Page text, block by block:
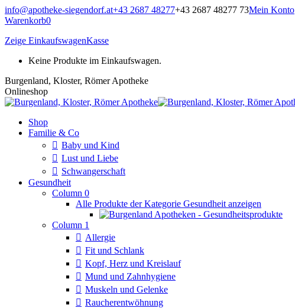
Zum
Inhalt
info@apotheke-siegendorf.at+43 2687 48277+43 2687 48277 73Mein Konto
Warenkorb0
Zeige EinkaufswagenKasse
Keine Produkte im Einkaufswagen.
Burgenland, Kloster, Römer Apotheke
Onlineshop
Shop
Familie & Co
Baby und Kind
Lust und Liebe
Schwangerschaft
Gesundheit
Column 0
Alle Produkte der Kategorie Gesundheit anzeigen
Column 1
Allergie
Fit und Schlank
Kopf, Herz und Kreislauf
Mund und Zahnhygiene
Muskeln und Gelenke
Raucherentwöhnung